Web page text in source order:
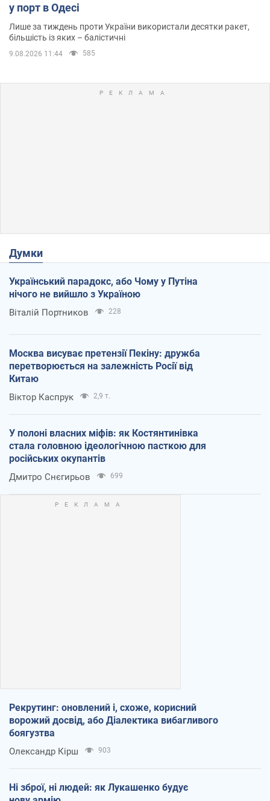
у порт в Одесі
Лише за тиждень проти України використали десятки ракет,
більшість із яких – балістичні
9.08.2026 11:44 585
Думки
Український парадокс, або Чому у Путіна
нічого не вийшло з Україною
Віталій Портников 228
Москва висуває претензії Пекіну: дружба
перетворюється на залежність Росії від
Китаю
Віктор Каспрук 2,9 т.
У полоні власних міфів: як Костянтинівка
стала головною ідеологічною пасткою для
російських окупантів
Дмитро Снєгирьов 699
Рекрутинг: оновлений і, схоже, корисний
ворожий досвід, або Діалектика вибагливого
боягузтва
Олександр Кірш 903
Ні зброї, ні людей: як Лукашенко будує